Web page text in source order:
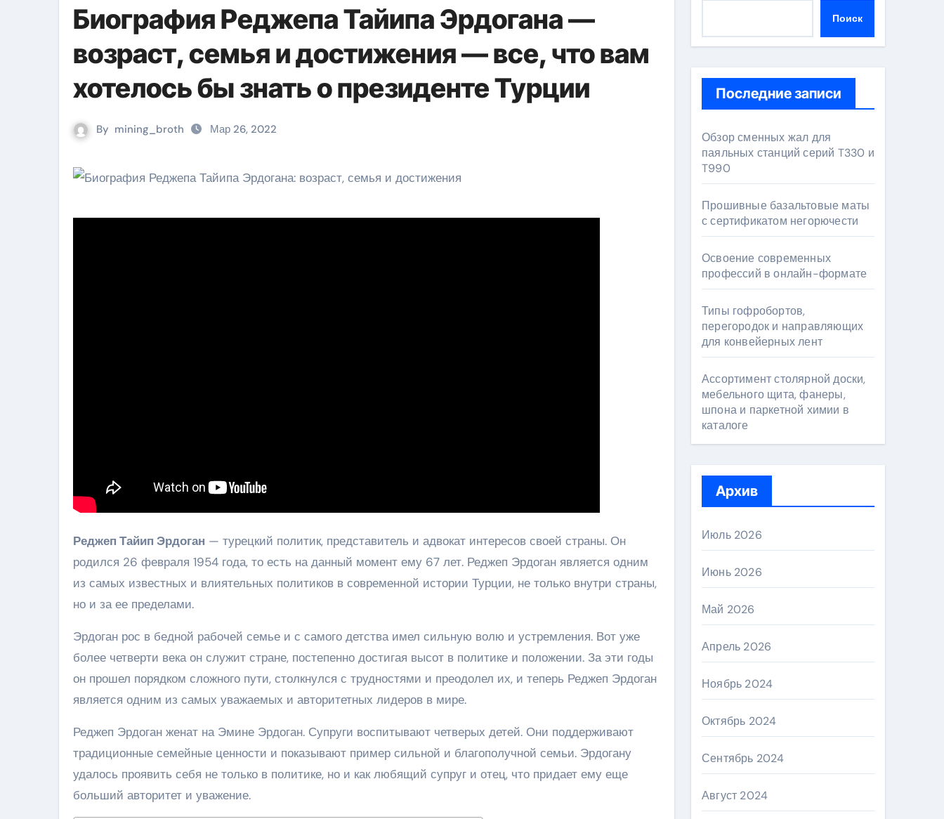
Биография Реджепа Тайипа Эрдогана —
возраст, семья и достижения — все, что вам
хотелось бы знать о президенте Турции
By mining_broth Мар 26, 2022
Реджеп Тайип Эрдоган — турецкий политик, представитель и адвокат интересов своей страны. Он
родился 26 февраля 1954 года, то есть на данный момент ему 67 лет. Реджеп Эрдоган является одним
из самых известных и влиятельных политиков в современной истории Турции, не только внутри страны,
но и за ее пределами.
Эрдоган рос в бедной рабочей семье и с самого детства имел сильную волю и устремления. Вот уже
более четверти века он служит стране, постепенно достигая высот в политике и положении. За эти годы
он прошел порядком сложного пути, столкнулся с трудностями и преодолел их, и теперь Реджеп Эрдоган
является одним из самых уважаемых и авторитетных лидеров в мире.
Реджеп Эрдоган женат на Эмине Эрдоган. Супруги воспитывают четверых детей. Они поддерживают
традиционные семейные ценности и показывают пример сильной и благополучной семьи. Эрдогану
удалось проявить себя не только в политике, но и как любящий супруг и отец, что придает ему еще
больший авторитет и уважение.
Поиск
Последние записи
Обзор сменных жал для
паяльных станций серий T330 и
T990
Прошивные базальтовые маты
с сертификатом негорючести
Освоение современных
профессий в онлайн-формате
Типы гофробортов,
перегородок и направляющих
для конвейерных лент
Ассортимент столярной доски,
мебельного щита, фанеры,
шпона и паркетной химии в
каталоге
Архив
Июль 2026
Июнь 2026
Май 2026
Апрель 2026
Ноябрь 2024
Октябрь 2024
Сентябрь 2024
Август 2024